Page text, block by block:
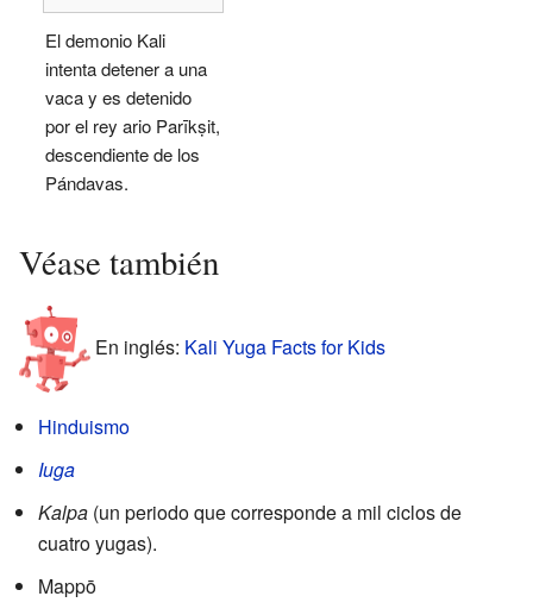
El demonio Kali
intenta detener a una
vaca y es detenido
por el rey ario Parīkṣit,
descendiente de los
Pándavas.
Véase también
En inglés: Kali Yuga Facts for Kids
Hinduismo
Iuga
Kalpa (un periodo que corresponde a mil ciclos de
cuatro yugas).
Mappō